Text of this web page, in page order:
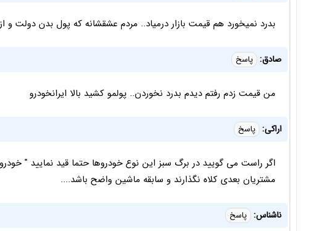
بدرد نمیخورد هم قیمت بازار درمیاد.. مردم عشقشانه که پول بدن دولت و
صادق: پاسخ
من قیمت زدم رفتم دیدم بدرد نخوردن.. پولمو کشید بالا ایرانخودرو
اراکی: پاسخ
اگر راست می گویید در برگ سبز این نوع خودروها حتما قید نمایید "
مشتریان بعدی کلاه نگذارند و سابقه ماشین واضح باشد....
ناشناس: پاسخ